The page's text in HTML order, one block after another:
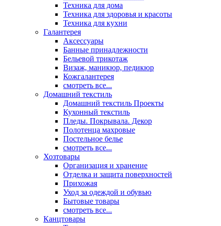
Техника для дома
Техника для здоровья и красоты
Техника для кухни
Галантерея
Аксессуары
Банные принадлежности
Бельевой трикотаж
Визаж, маникюр, педикюр
Кожгалантерея
смотреть все...
Домашний текстиль
Домашний текстиль Проекты
Кухонный текстиль
Пледы. Покрывала. Декор
Полотенца махровые
Постельное белье
смотреть все...
Хозтовары
Организация и хранение
Отделка и защита поверхностей
Прихожая
Уход за одеждой и обувью
Бытовые товары
смотреть все...
Канцтовары